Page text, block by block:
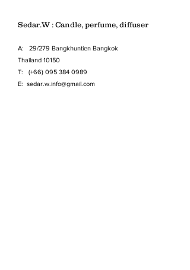
Sedar.W : Candle, perfume, diffuser
A: 29/279 Bangkhuntien Bangkok
Thailand 10150
T: (+66) 095 384 0989
E: sedar.w.info@gmail.com